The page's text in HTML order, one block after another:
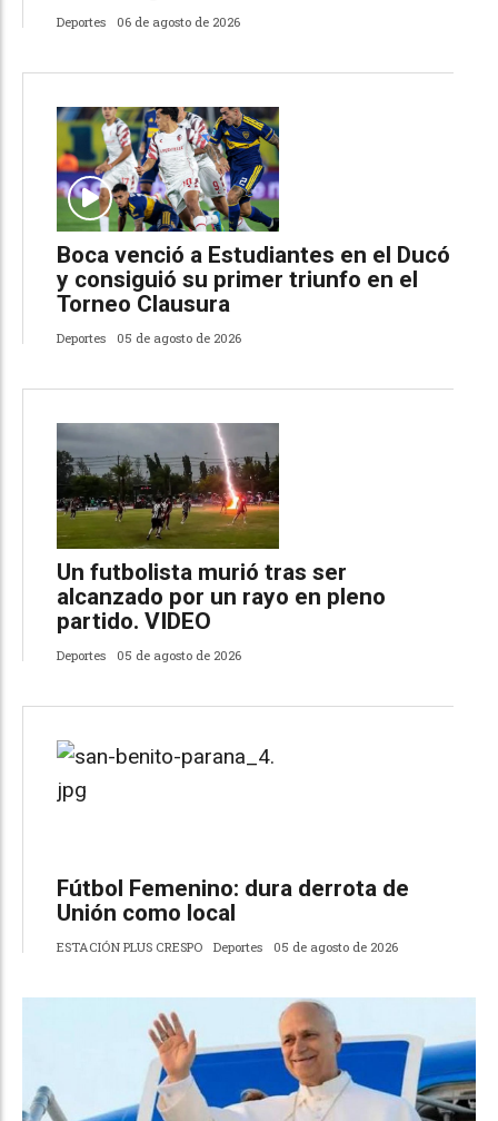
Deportes 06 de agosto de 2026
Boca venció a Estudiantes en el Ducó
y consiguió su primer triunfo en el
Torneo Clausura
Deportes 05 de agosto de 2026
Un futbolista murió tras ser
alcanzado por un rayo en pleno
partido. VIDEO
Deportes 05 de agosto de 2026
Fútbol Femenino: dura derrota de
Unión como local
ESTACIÓN PLUS CRESPO Deportes 05 de agosto de 2026